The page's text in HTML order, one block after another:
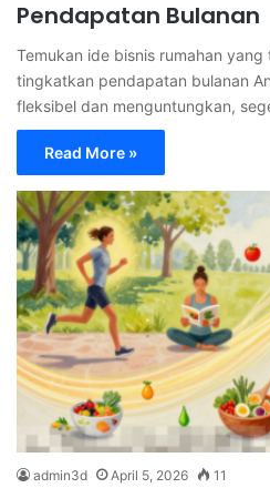
Pendapatan Bulanan
Temukan ide bisnis rumahan
tingkatkan pendapatan bulanan
fleksibel dan menguntungkan,
Read More »
admin3d April 5, 2026 11